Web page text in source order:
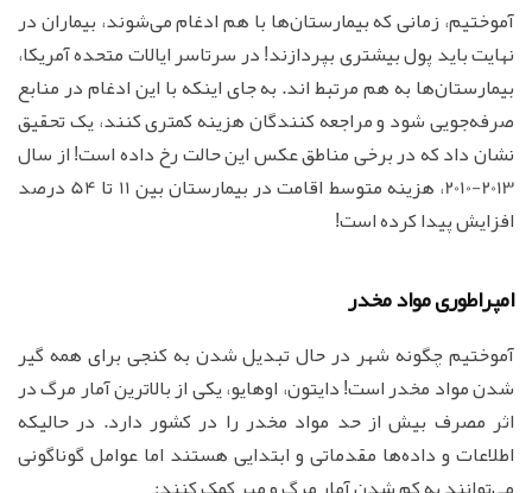
آموختیم، زمانی که بیمارستان‌ها با هم ادغام می‌شوند، بیماران در
نهایت باید پول بیشتری بپردازند! در سرتاسر ایالات متحده آمریکا،
بیمارستان‌ها به هم مرتبط اند. به جای اینکه با این ادغام در منابع
صرفه‌جویی شود و مراجعه کنندگان هزینه کمتری کنند، یک تحقیق
نشان داد که در برخی مناطق عکس این حالت رخ داده است! از سال
2013-2010، هزینه متوسط اقامت در بیمارستان بین 11 تا 54 درصد
افزایش پیدا کرده است!
امپراطوری مواد مخدر
آموختیم چگونه شهر در حال تبدیل شدن به کنجی برای همه گیر
شدن مواد مخدر است! دایتون، اوهایو، یکی از بالاترین آمار مرگ در
اثر مصرف بیش از حد مواد مخدر را در کشور دارد. در حالیکه
اطلاعات و داده‌ها مقدماتی و ابتدایی هستند اما عوامل گوناگونی